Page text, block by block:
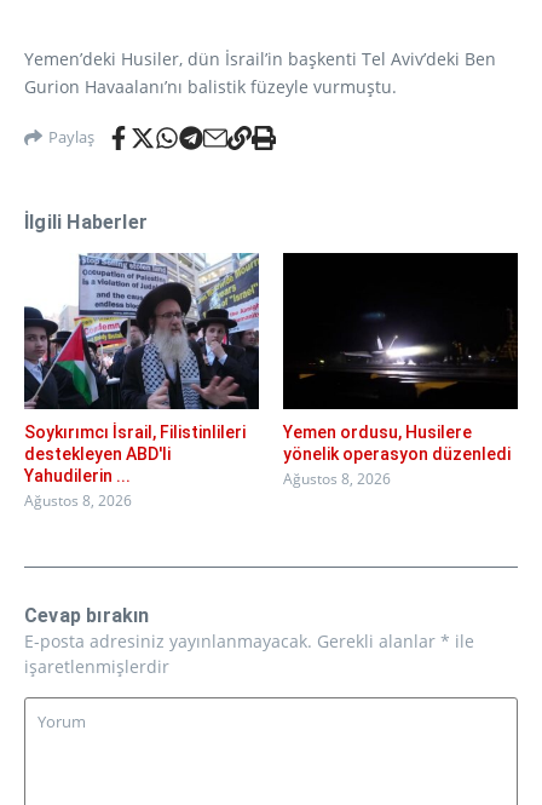
Yemen’deki Husiler, dün İsrail’in başkenti Tel Aviv’deki Ben
Gurion Havaalanı’nı balistik füzeyle vurmuştu.
Paylaş
İlgili Haberler
Soykırımcı İsrail, Filistinlileri
destekleyen ABD'li
Yahudilerin ...
Ağustos 8, 2026
Yemen ordusu, Husilere
yönelik operasyon düzenledi
Ağustos 8, 2026
Cevap bırakın
E-posta adresiniz yayınlanmayacak. Gerekli alanlar * ile
işaretlenmişlerdir